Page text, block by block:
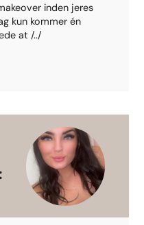
inden jeres
kun kommer én
at /../